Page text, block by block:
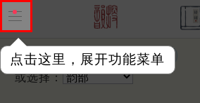
点击这里，展开功能菜单
输入韵字：
或选择：